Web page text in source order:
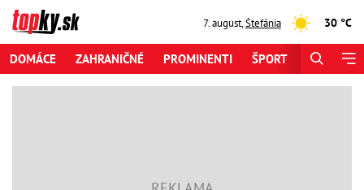
7. august,Štefánia 30 °C
DOMÁCE ZAHRANIČNÉ PROMINENTI ŠPORT